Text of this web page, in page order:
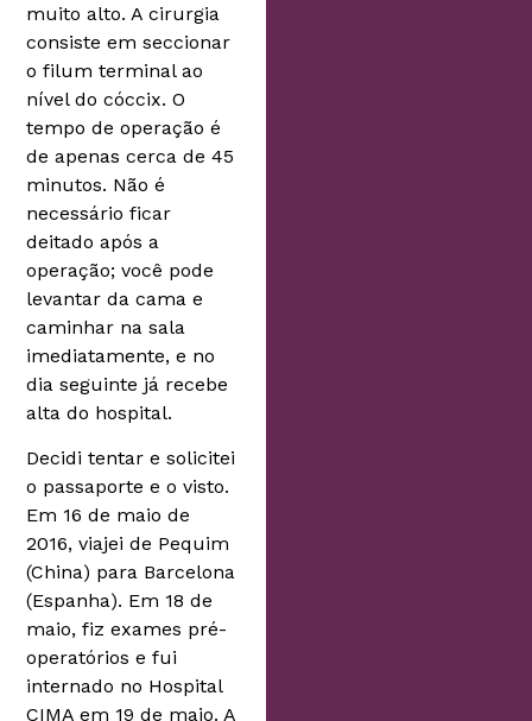
muito alto. A cirurgia
consiste em seccionar
o filum terminal ao
nível do cóccix. O
tempo de operação é
de apenas cerca de 45
minutos. Não é
necessário ficar
deitado após a
operação; você pode
levantar da cama e
caminhar na sala
imediatamente, e no
dia seguinte já recebe
alta do hospital.
Decidi tentar e solicitei
o passaporte e o visto.
Em 16 de maio de
2016, viajei de Pequim
(China) para Barcelona
(Espanha). Em 18 de
maio, fiz exames pré-
operatórios e fui
internado no Hospital
CIMA em 19 de maio. A